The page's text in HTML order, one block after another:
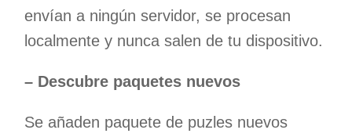
envían a ningún servidor, se procesan
localmente y nunca salen de tu dispositivo.
– Descubre paquetes nuevos
Se añaden paquete de puzles nuevos